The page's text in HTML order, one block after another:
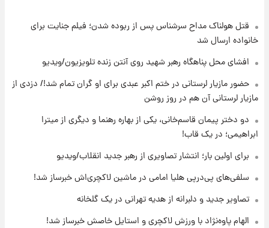
۱۹ ساعت پیش
۱۹ ساعت پیش
برای اولین بار؛ انتشار تصاویری از رهبر جدید
انقلاب/ویدیو
تصاویر عمامه بستن به شیوه خاتمی/ویدیو
۲۱ ساعت پیش
افشای محل پناهگاه‌ رهبر شهید روی آنتن زنده
تلویزیون/ویدیو
قتل هولناک مداح سرشناس پس از ربوده شدن؛ فیلم جنایت برای
خانواده ارسال شد
افشای محل پناهگاه‌ رهبر شهید روی آنتن زنده تلویزیون/ویدیو
حضور مازیار لرستانی در ختم اکبر عبدی برای او گران تمام شد!/ دزدی از
مازیار لرستانی آن هم در روز روشن
دو دختر پیمان قاسم‌خانی، یکی از بهاره رهنما و دیگری از میترا
ابراهیمی؛ در یک قاب!
برای اولین بار؛ انتشار تصاویری از رهبر جدید انقلاب/ویدیو
سلفی‌های پی‌درپی هلیا امامی در ماشین لاکچری‌اش خبرساز شد!
تصاویر جدید و دلبرانه از هدیه تهرانی در یک گلخانه
الهام پاوه‌نژاد با ورزش لاکچری و استایل خاصش خبرساز شد!